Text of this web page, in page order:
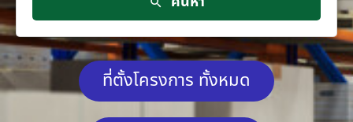
ที่ตั้งโครงการ ทั้งหมด